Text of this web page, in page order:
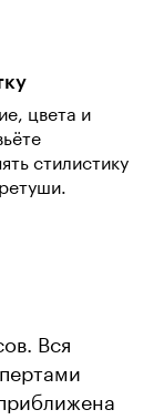
цвета и
стилистику
Вся